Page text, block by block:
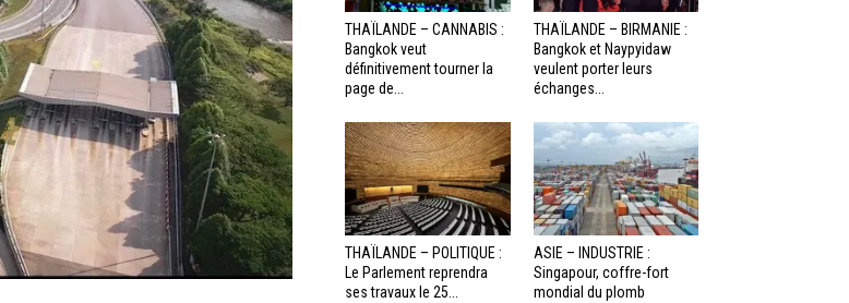
THAÏLANDE – CANNABIS :
Bangkok veut
définitivement tourner la
page de...
THAÏLANDE – BIRMANIE :
Bangkok et Naypyidaw
veulent porter leurs
échanges...
THAÏLANDE – POLITIQUE :
Le Parlement reprendra
ses travaux le 25...
ASIE – INDUSTRIE :
Singapour, coffre-fort
mondial du plomb